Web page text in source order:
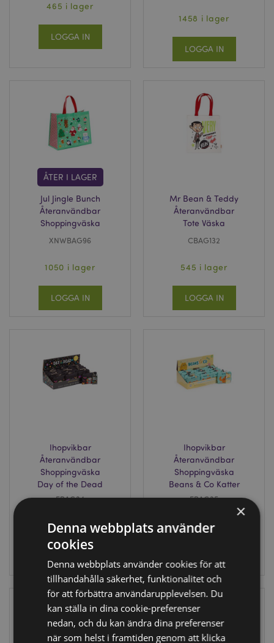
465 i lager
LOGGA IN
1458 i lager
LOGGA IN
ÅTER I LAGER
Jul Jingle Bunch
Återanvändbar
Shoppingväska
XNWBAG96
1050 i lager
LOGGA IN
Mr Bean & Teddy
Återanvändbar
Tote Väska
CBAG132
545 i lager
LOGGA IN
Ihopvikbar
Återanvändbar
Shoppingväska
Day of the Dead
FBAG34
2376 i lager
Ihopvikbar
Återanvändbar
Shoppingväska
Beans & Co Katter
FBAG35
936 i lager
×
Denna webbplats använder
cookies
Denna webbplats använder cookies för att
tillhandahålla säkerhet, funktionalitet och
för att förbättra användarupplevelsen. Du
kan ställa in dina cookie-preferenser
nedan, och du kan ändra dina preferenser
när som helst i framtiden genom att klicka